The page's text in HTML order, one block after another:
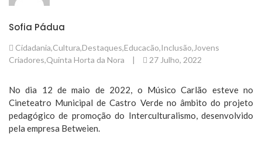
Sofia Pádua
Cidadania,Cultura,Destaques,Educacão,Inclusão, Jovens
Criadores,Quinta Horta da Nora | 27 Julho, 2022
No dia 12 de maio de 2022, o Músico Carlão esteve no
Cineteatro Municipal de Castro Verde no âmbito do projeto
pedagógico de promoção do Interculturalismo, desenvolvido
pela empresa Betweien.